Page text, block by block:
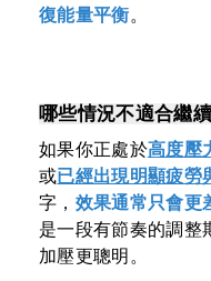
復能量平衡。
哪些情況不適合繼
如果你正處於高度壓
或已經出現明顯疲勞
字， 效果通常只會更
是一段有節奏的調整
加壓更聰明。